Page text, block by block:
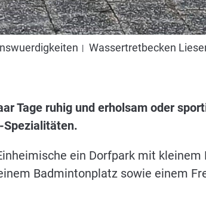
Wassertretbecken
Tage ruhig und erholsam oder
Spezialitäten.
ein Dorfpark mit kleinem
Badmintonplatz sowie einem